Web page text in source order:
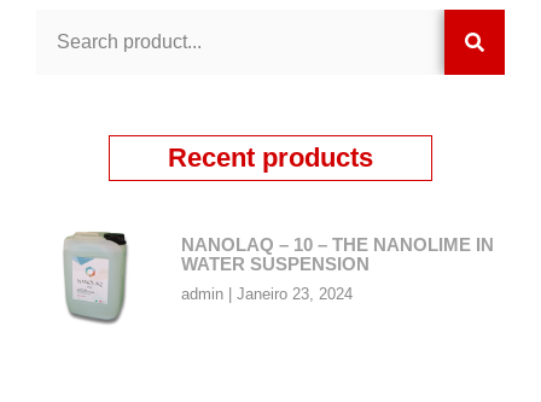
Recent products
NANOLAQ – 10 – THE NANOLIME IN
WATER SUSPENSION
admin Janeiro 23, 2024